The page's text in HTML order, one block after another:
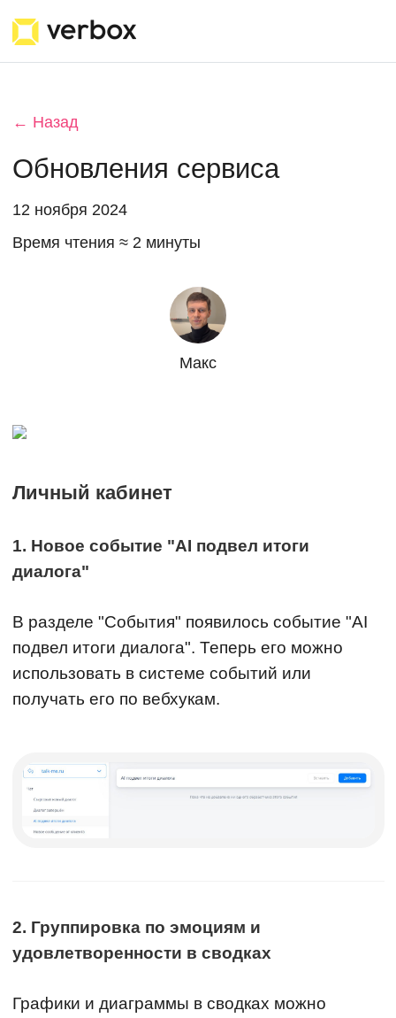
← Назад
Обновления сервиса
12 ноября 2024
Время чтения ≈ 2 минуты
Макс
Личный кабинет
1. Новое событие "AI подвел итоги
диалога"
В разделе "События" появилось событие "AI
подвел итоги диалога". Теперь его можно
использовать в системе событий или
получать его по вебхукам.
2. Группировка по эмоциям и
удовлетворенности в сводках
Графики и диаграммы в сводках можно